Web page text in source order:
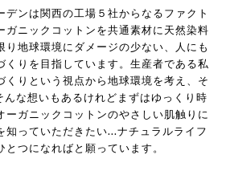
デンは関西の工場５社からなるファクト
ガニックコットンを共通素材に天然染料
り地球環境にダメージの少ない、人にも
くりを目指しています。生産者である私
くりという視点から地球環境を考え、そ
んな想いもあるけれどまずはゆっくり時
ーガニックコットンのやさしい肌触りに
知っていただきたい...ナチュラルライフ
つになればと願っています。